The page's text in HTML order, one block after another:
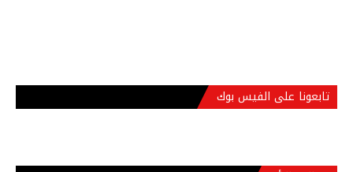
تابعونا على الفيس بوك